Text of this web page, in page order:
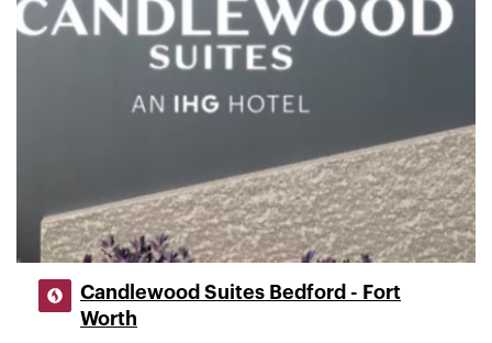
Candlewood Suites Bedford - Fort
Worth